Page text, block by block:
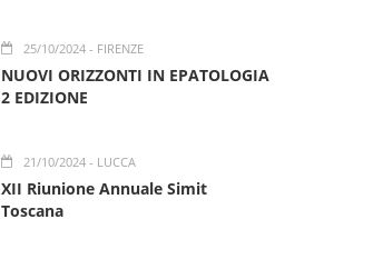
25/10/2024- FIRENZE
NUOVI ORIZZONTI IN EPATOLOGIA
2 EDIZIONE
21/10/2024- LUCCA
XII Riunione Annuale Simit
Toscana